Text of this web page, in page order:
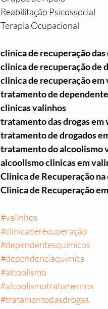
Reabilitação Psicossocial
Terapia Ocupacional
clinica de recuperação
clinica de recuperação de
clinica de recuperação em
tratamento de
clinicas valinhos
tratamento das drogas em
tratamento de drogados
tratamento do alcoolismo
alcoolismo clinicas em
Clinica de Recuperação
Clinica de Recuperação
#valinhos
#clinicaderecuperação
#dependentesquimicos
#dependenciaquimica
#alcoolismo
#alcoolismotratamentos
#tratamentodasdrogas